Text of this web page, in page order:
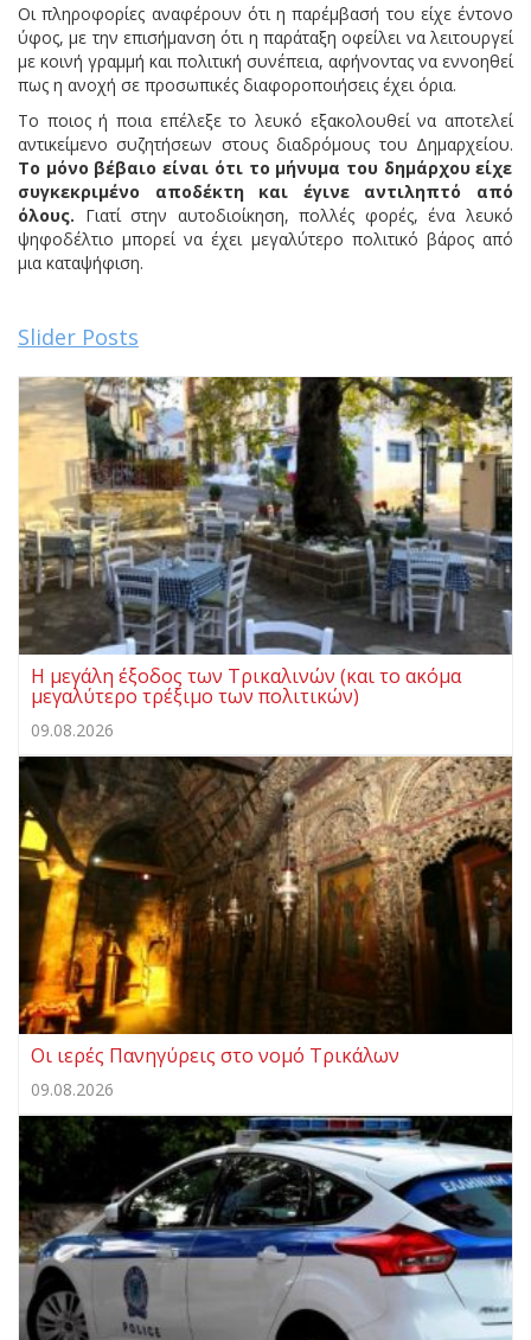
Οι πληροφορίες αναφέρουν ότι η παρέμβασή του είχε έντονο
ύφος, με την επισήμανση ότι η παράταξη οφείλει να λειτουργεί
με κοινή γραμμή και πολιτική συνέπεια, αφήνοντας να εννοηθεί
πως η ανοχή σε προσωπικές διαφοροποιήσεις έχει όρια.
Το ποιος ή ποια επέλεξε το λευκό εξακολουθεί να αποτελεί
αντικείμενο συζητήσεων στους διαδρόμους του Δημαρχείου.
Το μόνο βέβαιο είναι ότι το μήνυμα του δημάρχου είχε
συγκεκριμένο αποδέκτη και έγινε αντιληπτό από
όλους. Γιατί στην αυτοδιοίκηση, πολλές φορές, ένα λευκό
ψηφοδέλτιο μπορεί να έχει μεγαλύτερο πολιτικό βάρος από
μια καταψήφιση.
Slider Posts
Η μεγάλη έξοδος των Τρικαλινών (και το ακόμα
μεγαλύτερο τρέξιμο των πολιτικών)
09.08.2026
Οι ιερές Πανηγύρεις στο νομό Τρικάλων
09.08.2026